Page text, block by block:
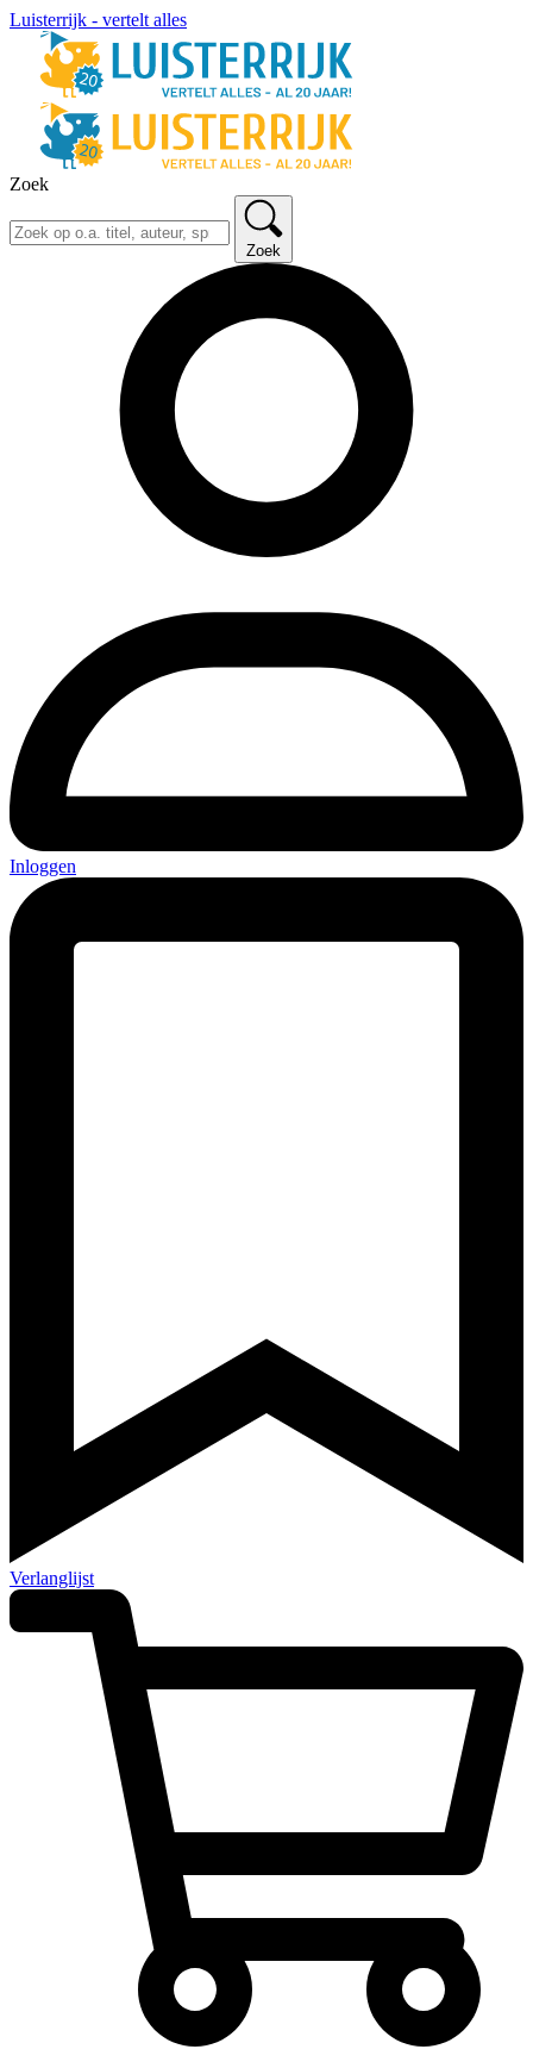
Luisterrijk - vertelt alles
Zoek
Zoek
Inloggen
Verlanglijst